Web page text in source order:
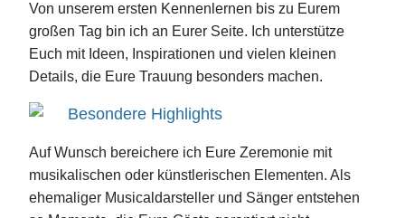
Von unserem ersten Kennenlernen bis zu Eurem
großen Tag bin ich an Eurer Seite. Ich unterstütze
Euch mit Ideen, Inspirationen und vielen kleinen
Details, die Eure Trauung besonders machen.
Besondere Highlights
Auf Wunsch bereichere ich Eure Zeremonie mit
musikalischen oder künstlerischen Elementen. Als
ehemaliger Musicaldarsteller und Sänger entstehen